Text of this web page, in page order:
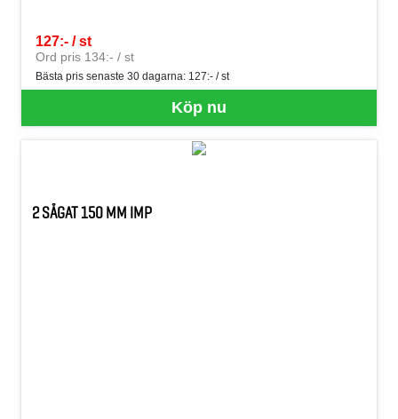
Köp nu
127:- / st
SEK per ST
Ord pris 134:- / st
Bästa pris senaste 30 dagarna: 127:- / st
2 SÅGAT 150 MM IMP